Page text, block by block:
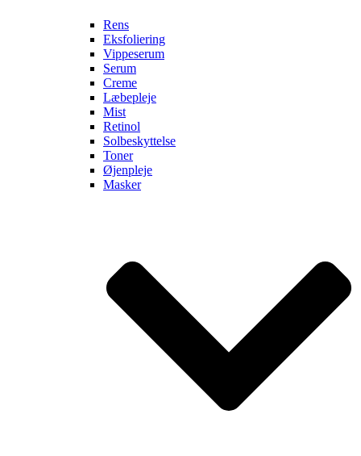
Rens
Eksfoliering
Vippeserum
Serum
Creme
Læbepleje
Mist
Retinol
Solbeskyttelse
Toner
Øjenpleje
Masker